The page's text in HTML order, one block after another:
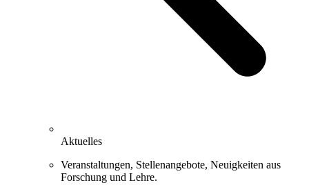
Aktuelles
Veranstaltungen, Stellenangebote, Neuigkeiten aus
Forschung und Lehre.